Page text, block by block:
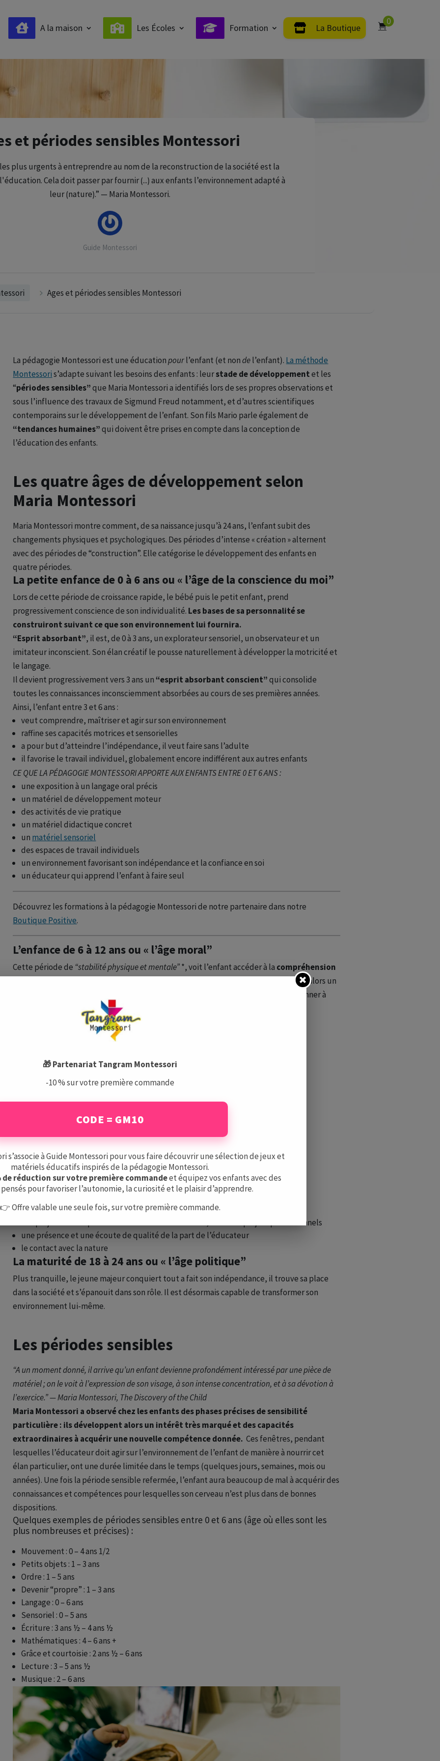
A la maison Les Écoles Formation La Boutique
0
et périodes sensibles Montessori
les plus urgents à entreprendre au nom de la reconstruction de la société est la
Cela doit passer par fournir ⟮...⟯ aux enfants l’environnement adapté à
leur ⟮nature⟯.” — Maria Montessori.
Guide Montessori
Ages et périodes sensibles Montessori
La pédagogie Montessori est une éducationpourl’enfant (et nondel’enfant). La méthode
Montessoris’adapte suivant les besoins des enfants : leurstade de développementet les
“périodes sensibles”que Maria Montessori a identifiés lors de ses propres observations et
sous l’influence des travaux de Sigmund Freud notamment, et d’autres scientifiques
contemporains sur le développement de l’enfant. Son fils Mario parle également de
“tendances humaines”qui doivent être prises en compte dans la conception de
l’éducation des enfants.
Les quatre âges de développement selon
Maria Montessori
Maria Montessori montre comment, de sa naissance jusqu’à 24 ans, l’enfant subit des
changements physiques et psychologiques. Des périodes d’intense « création » alternent
avec des périodes de “construction”. Elle catégorise le développement des enfants en
quatre périodes.
La petite enfance de 0 à 6 ans ou « l’âge de la conscience du moi”
Lors de cette période de croissance rapide, le bébé puis le petit enfant, prend
progressivement conscience de son individualité. Les bases de sa personnalité se
construiront suivant ce que son environnement lui fournira.
“Esprit absorbant”, il est, de 0 à 3 ans, un explorateur sensoriel, un observateur et un
imitateur inconscient. Son élan créatif le pousse naturellement à développer la motricité et
le langage.
Il devient progressivement vers 3 ans un “esprit absorbant conscient”qui consolide
toutes les connaissances inconsciemment absorbées au cours de ses premières années.
Ainsi, l’enfant entre 3 et 6 ans :
veut comprendre, maîtriser et agir sur son environnement
raffine ses capacités motrices et sensorielles
a pour but d’atteindre l’indépendance, il veut faire sans l’adulte
il favorise le travail individuel, globalement encore indifférent aux autres enfants
CE QUE LA PÉDAGOGIE MONTESSORI APPORTE AUX ENFANTS ENTRE 0 ET 6 ANS :
une exposition à un langage oral précis
un matériel de développement moteur
des activités de vie pratique
un matériel didactique concret
un matériel sensoriel
des espaces de travail individuels
un environnement favorisant son indépendance et la confiance en soi
un éducateur qui apprend l’enfant à faire seul
Découvrez les formations à la pédagogie Montessori de notre partenaire dans notre
Boutique Positive.
L’enfance de 6 à 12 ans ou « l’âge moral”
Cette période de “stabilité physique et mentale”*, voit l’enfant accéder à la compréhension
Il développe alors un
intérêt particulier pour ses pairs, pour les règles sociales et la justice. Il fait fonctionner à
plein son imagination.
CE QUE LA PÉDAGOGIE MONTESSORI APPORTE AUX ENFANTS ENTRE 6 ET 12 ANS :
un matériel qui introduit de grandes abstractions
mathématiques)
des activités favorisant l’imagination
L’adolescence de 12 à 18 ans « l’âge social”
L’adolescent traverse une période de profondes transformations physiques et
des difficultés à gérer ses émotions
la remise en question de son environnement
la pleine recherche d’identité
des questions existentielles
la volonté de se battre pour ses convictions et le désir de changer le monde
CE QUE LA PÉDAGOGIE MONTESSORI APPORTE AUX ENFANTS ENTRE 12 ET 18 ANS :
des projets menés par les adolescents en autonomie, dont des projets professionnels
une présence et une écoute de qualité de la part de l’éducateur
le contact avec la nature
La maturité de 18 à 24 ans ou « l’âge politique”
Plus tranquille, le jeune majeur conquiert tout a fait son indépendance, il trouve sa place
dans la société et s’épanouit dans son rôle. Il est désormais capable de transformer son
environnement lui-même.
Les périodes sensibles
“A un moment donné, il arrive qu’un enfant devienne profondément intéressé par une pièce de
matériel ; on le voit à l’expression de son visage, à son intense concentration, et à sa dévotion à
l’exercice.” — Maria Montessori, The Discovery of the Child
Maria Montessori a observé chez les enfants des phases précises de sensibilité
particulière : ils développent alors un intérêt très marqué et des capacités
extraordinaires à acquérir une nouvelle compétence donnée. Ces fenêtres, pendant
lesquelles l’éducateur doit agir sur l’environnement de l’enfant de manière à nourrir cet
élan particulier, ont une durée limitée dans le temps (quelques jours, semaines, mois ou
années). Une fois la période sensible refermée, l’enfant aura beaucoup de mal à acquérir des
connaissances et compétences pour lesquelles son cerveau n’est plus dans de bonnes
dispositions.
Quelques exemples de périodes sensibles entre 0 et 6 ans (âge où elles sont les
plus nombreuses et précises) :
Mouvement : 0 – 4 ans 1/2
Petits objets : 1 – 3 ans
Ordre : 1 – 5 ans
Devenir “propre” : 1 – 3 ans
Langage : 0 – 6 ans
Sensoriel : 0 – 5 ans
Écriture : 3 ans ½ – 4 ans ½
Mathématiques : 4 – 6 ans +
Grâce et courtoisie : 2 ans ½ – 6 ans
Lecture : 3 – 5 ans ½
Musique : 2 – 6 ans
🎁 Partenariat Tangram Montessori
-10 % sur votre première commande
CODE = GM10
s’associe à Guide Montessori pour vous faire découvrir une sélection de jeux et
matériels éducatifs inspirés de la pédagogie Montessori.
de réduction sur votre première commandeet équipez vos enfants avec des
pour favoriser l’autonomie, la curiosité et le plaisir d’apprendre.
👉 Offre valable une seule fois, sur votre première commande.